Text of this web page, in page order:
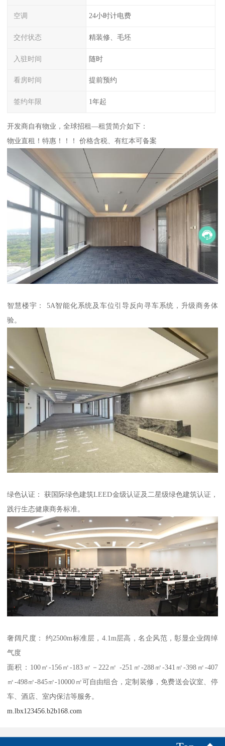
空调 24小时计电费
交付状态 精装修、毛坯
入驻时间 随时
看房时间 提前预约
签约年限 1年起
开发商自有物业，全球招租—租赁简介如下：
物业直租！特惠！！！ 价格含税、有红本可备案
智慧楼宇： 5A智能化系统及车位引导反向寻车系统，升级商务体
验。
绿色认证： 获国际绿色建筑LEED金级认证及二星级绿色建筑认证，
践行生态健康商务标准。
奢阔尺度： 约2500m标准层，4.1m层高，名企风范，彰显企业阔绰
气度
面积：100㎡-156㎡-183㎡－222㎡ -251㎡-288㎡-341㎡-398㎡-407
㎡-498㎡-845㎡-10000㎡可自由组合，定制装修，免费送会议室、停
车、酒店、室内保洁等服务。
m.lbx123456.b2b168.com